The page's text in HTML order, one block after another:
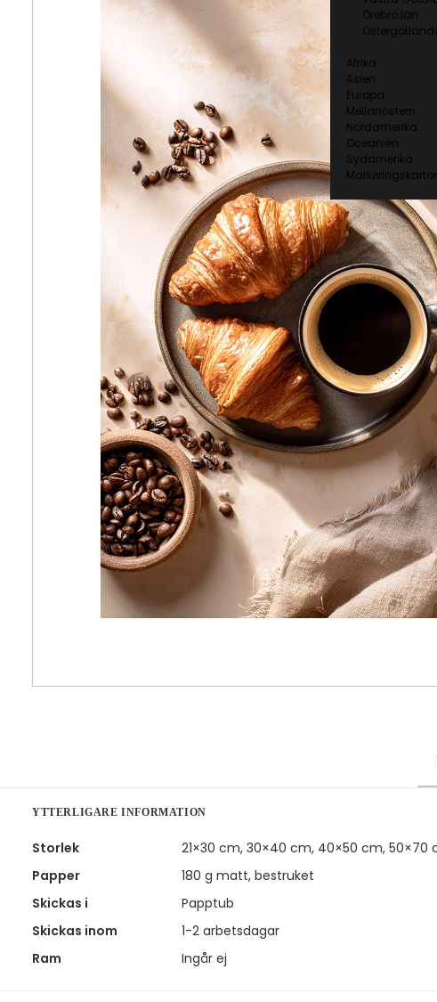
Örebro län
Afrika
Asien
Europa
Mellanöstern
Nordamerika
Oceanien
Sydamerika
Markeringskartor
YTTERLIGARE INFORMATION
Storlek
21×30 cm, 30×40 cm, 40×50 cm, 50×70
Papper
180 g matt, bestruket
Skickas i
Papptub
Skickas inom
1-2 arbetsdagar
Ram
Ingår ej